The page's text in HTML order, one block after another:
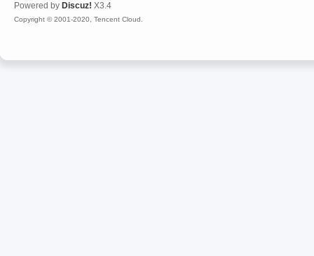
Powered by Discuz! X3.4
Copyright © 2001-2020, Tencent Cloud.